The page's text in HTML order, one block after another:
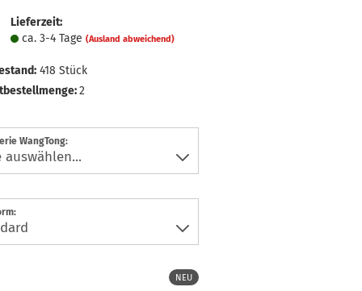
Lieferzeit:
ca. 3-4 Tage (Ausland abweichend)
418 Stück
2
WangTong:
NEU